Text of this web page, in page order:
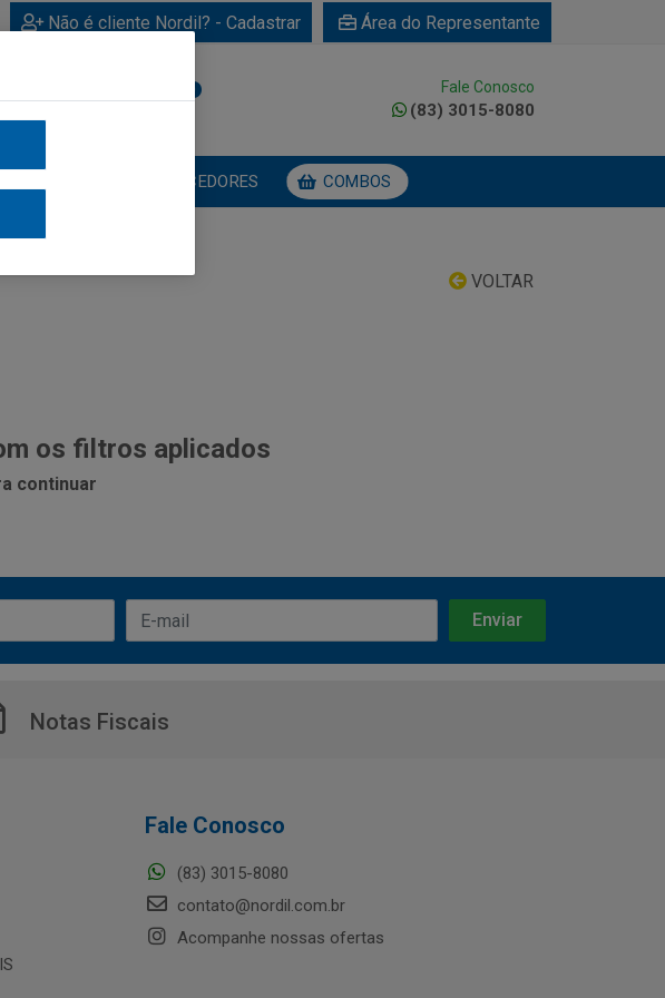
Não é cliente Nordil? - Cadastrar Área do Representante
Fale Conosco
(83) 3015-8080
FORNECEDORES COMBOS
VOLTAR
os filtros aplicados
continuar
Notas Fiscais
Fale Conosco
(83) 3015-8080
contato@nordil.com.br
Acompanhe nossas ofertas